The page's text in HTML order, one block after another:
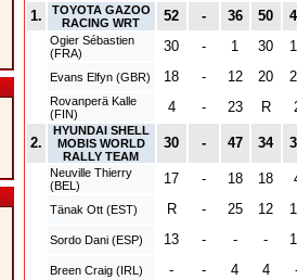
1.
TOYOTA GAZOO
RACING WRT
52 - 36 50
Ogier Sébastien
(FRA)
30 - 1 30
Evans Elfyn (GBR) 18 - 12 20
Rovanperä Kalle
(FIN)
4 - 23 R
2.
HYUNDAI SHELL
MOBIS WORLD
RALLY TEAM
30 - 47 34
Neuville Thierry
(BEL)
17 - 18 18
Tänak Ott (EST) R - 25 12
Sordo Dani (ESP) 13 - - -
Breen Craig (IRL) - - 4 4